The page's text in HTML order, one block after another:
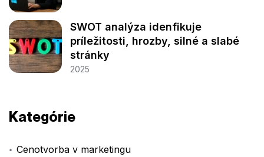
SWOT analýza idenfikuje
príležitosti, hrozby, silné a slabé
stránky
2025
Kategórie
Cenotvorba v marketingu